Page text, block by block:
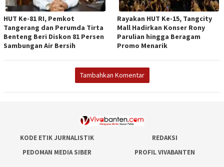
HUT Ke-81 RI, Pemkot
Tangerang dan Perumda Tirta
Benteng Beri Diskon 81 Persen
Sambungan Air Bersih
Rayakan HUT Ke-15, Tangcity
Mall Hadirkan Konser Rony
Parulian hingga Beragam
Promo Menarik
Tambahkan Komentar
KODE ETIK JURNALISTIK
REDAKSI
PEDOMAN MEDIA SIBER
PROFIL VIVABANTEN